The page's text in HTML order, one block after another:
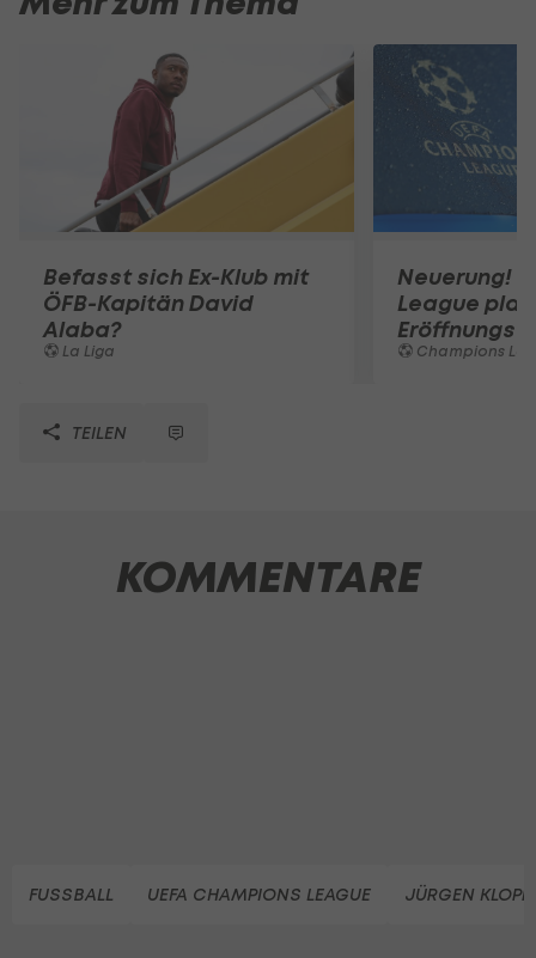
Befasst sich Ex-Klub mit
ÖFB-Kapitän David
Alaba?
La Liga
Neuerung!
League
Champions
TEILEN
KOMMENTARE
FUSSBALL UEFA CHAMPIONS LEAGUE JÜRGEN KLOPP